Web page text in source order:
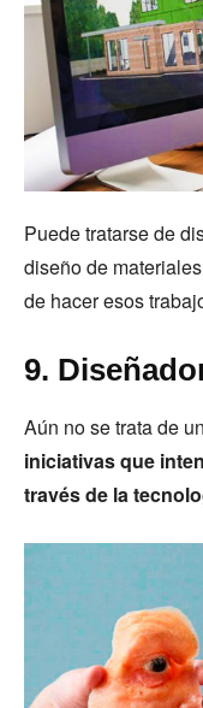
Puede tratarse de
diseño de
de hacer esos
9.
Aún no se trata de
iniciativas que
través de la